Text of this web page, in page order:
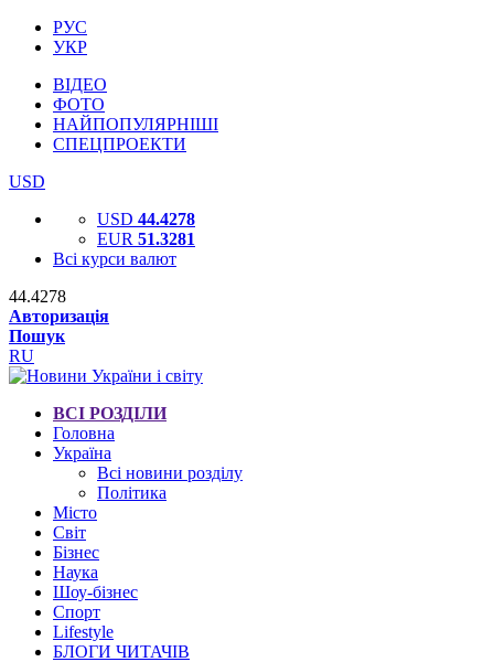
РУС
УКР
ВІДЕО
ФОТО
НАЙПОПУЛЯРНІШІ
СПЕЦПРОЕКТИ
USD
USD 44.4278
EUR 51.3281
Всі курси валют
44.4278
Авторизація
Пошук
RU
ВСІ РОЗДІЛИ
Головна
Україна
Всі новини розділу
Політика
Місто
Світ
Бізнес
Наука
Шоу-бізнес
Спорт
Lifestyle
БЛОГИ ЧИТАЧІВ